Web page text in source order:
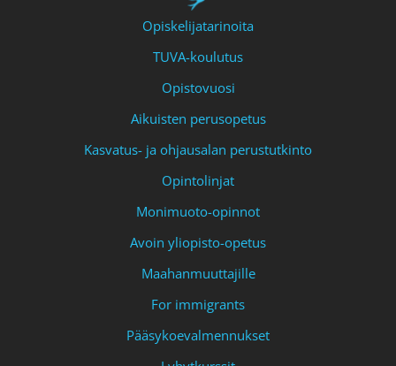
Opiskelijatarinoita
TUVA-koulutus
Opistovuosi
Aikuisten perusopetus
Kasvatus- ja ohjausalan perustutkinto
Opintolinjat
Monimuoto-opinnot
Avoin yliopisto-opetus
Maahanmuuttajille
For immigrants
Pääsykoevalmennukset